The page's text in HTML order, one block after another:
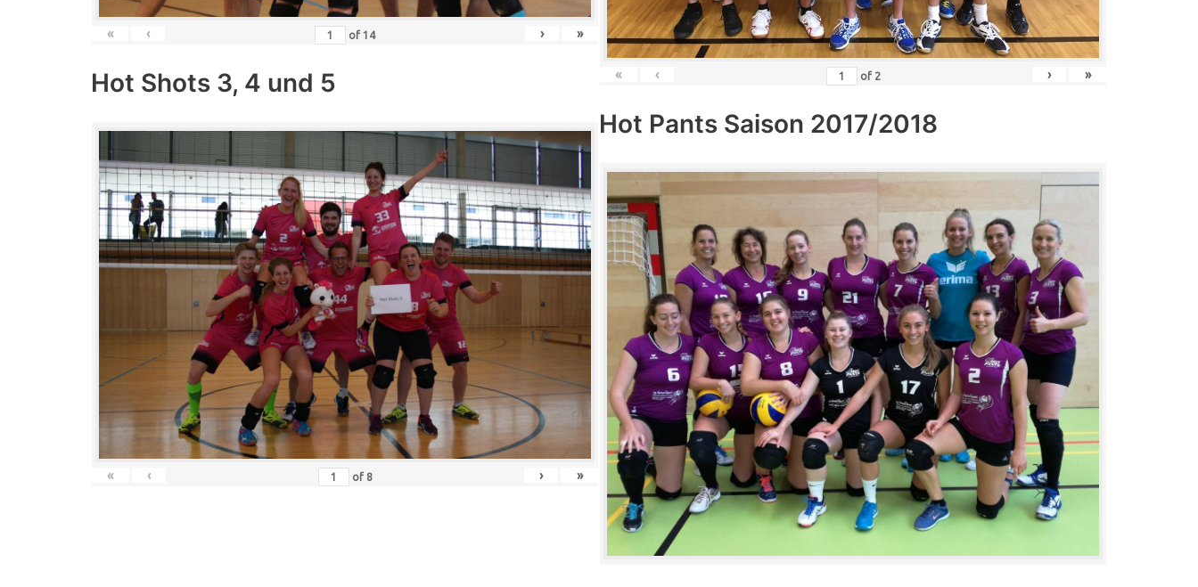
« ‹ of 14 › »
Hot Shots 3, 4 und 5
« ‹ of 8 › »
« ‹ of 2 › »
Hot Pants Saison 2017/2018